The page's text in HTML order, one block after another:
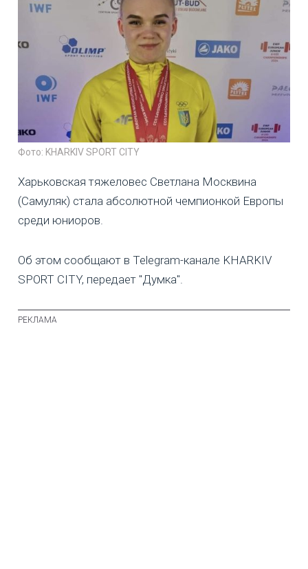
Фото: KHARKIV SPORT CITY
Харьковская тяжеловес Светлана Москвина
(Самуляк) стала абсолютной чемпионкой Европы
среди юниоров.
Об этом сообщают в Telegram-канале KHARKIV
SPORT CITY, передает "Думка".